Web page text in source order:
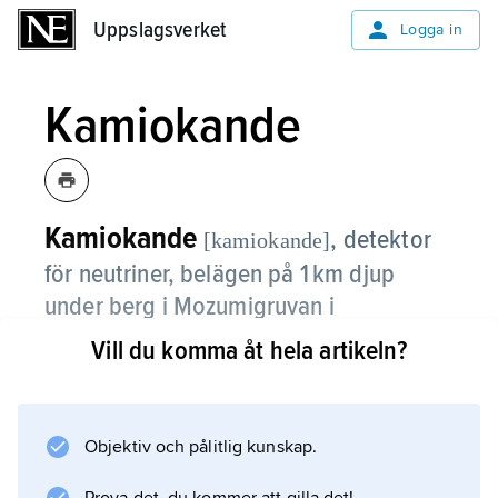
Uppslagsverket Logga in
Kamiokande
Kamiokande [kamiokande], detektor
för neutriner, belägen på 1 km djup
under berg i Mozumigruvan i
prefekturen Gifu i Japan.
1983 och hade som ursprungligt syfte att
Vill du komma åt hela artikeln?
Objektiv och pålitlig kunskap.